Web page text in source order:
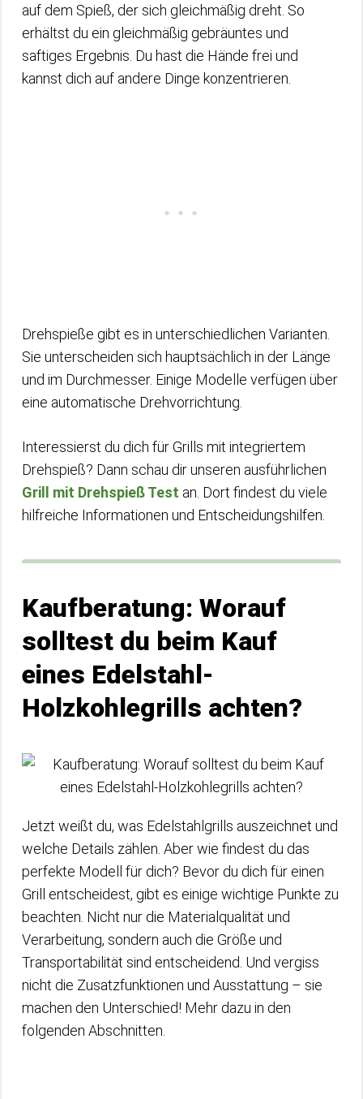
auf dem Spieß, der sich gleichmäßig dreht. So
erhältst du ein gleichmäßig gebräuntes und
saftiges Ergebnis. Du hast die Hände frei und
kannst dich auf andere Dinge konzentrieren.
Drehspieße gibt es in unterschiedlichen Varianten.
Sie unterscheiden sich hauptsächlich in der Länge
und im Durchmesser. Einige Modelle verfügen über
eine automatische Drehvorrichtung.
Interessierst du dich für Grills mit integriertem
Drehspieß? Dann schau dir unseren ausführlichen
Grill mit Drehspieß Test an. Dort findest du viele
hilfreiche Informationen und Entscheidungshilfen.
Kaufberatung: Worauf
solltest du beim Kauf
eines Edelstahl-
Holzkohlegrills achten?
Jetzt weißt du, was Edelstahlgrills auszeichnet und
welche Details zählen. Aber wie findest du das
perfekte Modell für dich? Bevor du dich für einen
Grill entscheidest, gibt es einige wichtige Punkte zu
beachten. Nicht nur die Materialqualität und
Verarbeitung, sondern auch die Größe und
Transportabilität sind entscheidend. Und vergiss
nicht die Zusatzfunktionen und Ausstattung – sie
machen den Unterschied! Mehr dazu in den
folgenden Abschnitten.